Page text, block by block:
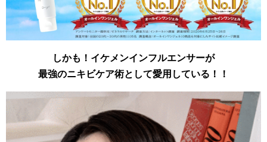
しかも！イケメンインフルエンサーが
最強のニキビケア術として愛用している！！